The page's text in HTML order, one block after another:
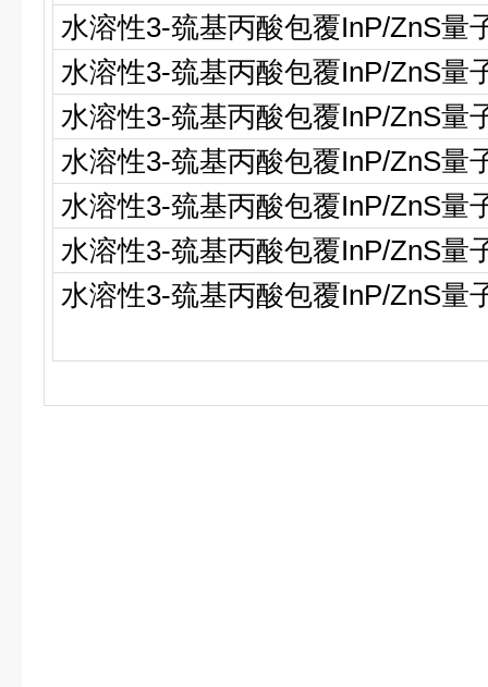
水溶性3-巯基丙酸包覆InP/ZnS量
水溶性3-巯基丙酸包覆InP/ZnS量
水溶性3-巯基丙酸包覆InP/ZnS量
水溶性3-巯基丙酸包覆InP/ZnS量
水溶性3-巯基丙酸包覆InP/ZnS量
水溶性3-巯基丙酸包覆InP/ZnS量
水溶性3-巯基丙酸包覆InP/ZnS量